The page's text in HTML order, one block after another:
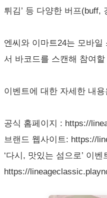
튀김’ 등 다양한 버프(buff,
엔씨와 이마트24는 모바일
서 바코드를 스캔해 참여
이벤트에 대한 자세한 내
공식 홈페이지 : https://
브랜드 웹사이트: https://
‘다시, 맛있는 섬으로’ 이벤
https://